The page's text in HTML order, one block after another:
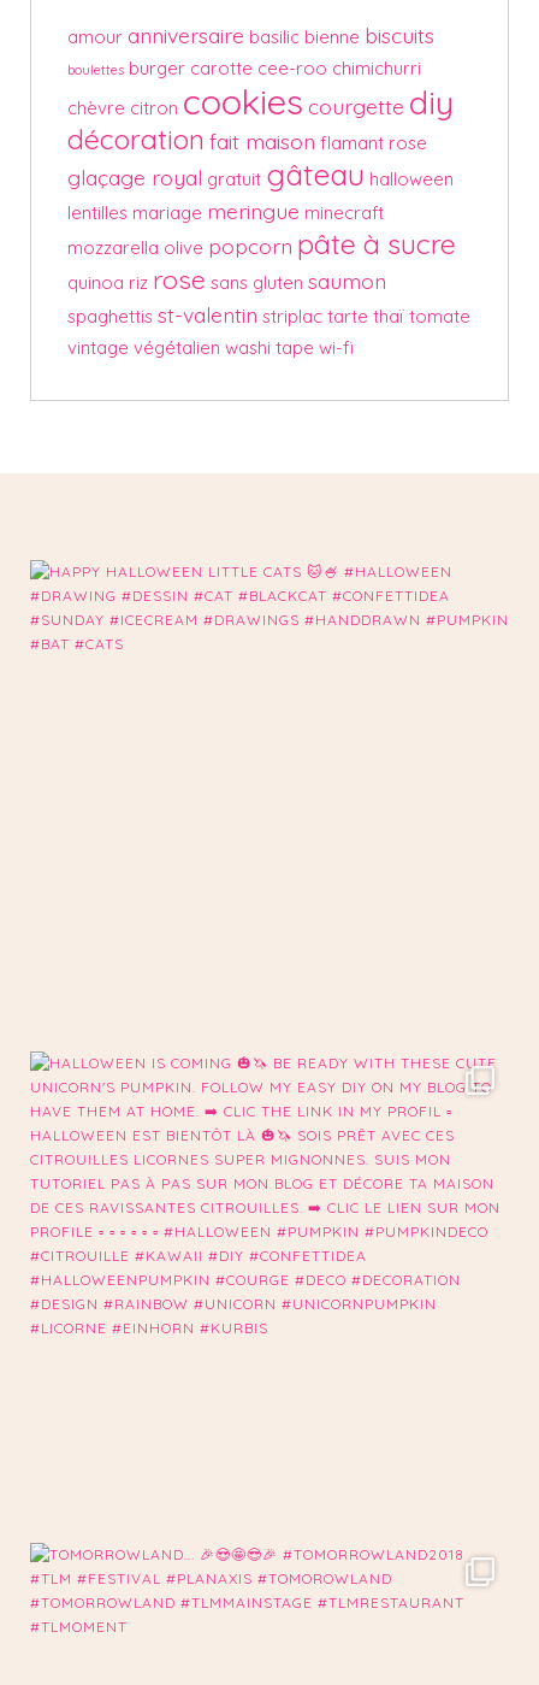
amour anniversaire basilic bienne biscuits
boulettes burger carotte cee-roo chimichurri
chèvre citron cookies courgette diy
décoration fait maison flamant rose
glaçage royal gratuit gâteau halloween
lentilles mariage meringue minecraft
mozzarella olive popcorn pâte à sucre
quinoa riz rose sans gluten saumon
spaghettis st-valentin striplac tarte thaï tomate
vintage végétalien washi tape wi-fi